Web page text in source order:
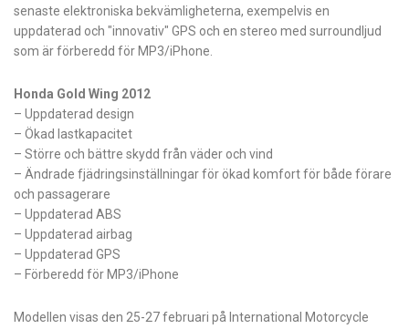
senaste elektroniska bekvämligheterna, exempelvis en
uppdaterad och "innovativ" GPS och en stereo med surroundljud
som är förberedd för MP3/iPhone.
Honda Gold Wing 2012
– Uppdaterad design
– Ökad lastkapacitet
– Större och bättre skydd från väder och vind
– Ändrade fjädringsinställningar för ökad komfort för både förare
och passagerare
– Uppdaterad ABS
– Uppdaterad airbag
– Uppdaterad GPS
– Förberedd för MP3/iPhone
Modellen visas den 25-27februari på International Motorcycle